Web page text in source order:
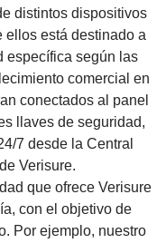
distintos dispositivos
ellos está destinado a
específica según las
comercial en
conectados al panel
llaves de seguridad,
7 desde la Central
Verisure.
que ofrece Verisure
con el objetivo de
Por ejemplo, nuestro